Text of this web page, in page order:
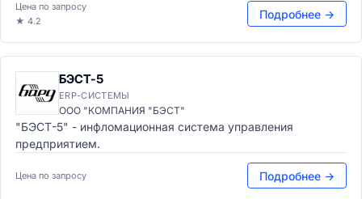
Цена по запросу
★ 4.2
Подробнее →
БЭСТ-5
ERP-СИСТЕМЫ
ООО "КОМПАНИЯ "БЭСТ"
"БЭСТ-5" - инфломационная система управления
предприятием.
Цена по запросу Подробнее →